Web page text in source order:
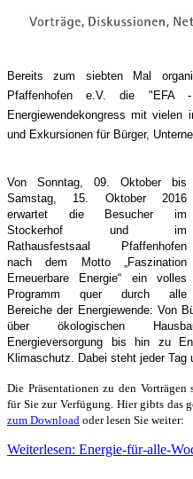
Bereits zum siebten Mal
Pfaffenhofen e.V. die "EFA
Energiewendekongress mit vielen
und Exkursionen für Bürger,
Von Sonntag, 09. Oktober bis
Samstag, 15. Oktober 2016
erwartet die Besucher im
Stockerhof und im
Rathausfestsaal Pfaffenhofen
nach dem Motto „Faszination
Erneuerbare Energie“ ein volles
Programm quer durch alle
Bereiche der Energiewende: Von
über ökologisc hen
Energieversorgung bis hin zu
Klimaschutz. Dabei steht jeder Tag
Die Präsentationen zu den Vorträgen
für Sie zur Verfügung. Hier gibts das
zum Download oder lesen Sie weiter:
Weiterlesen: Energie-für-alle-